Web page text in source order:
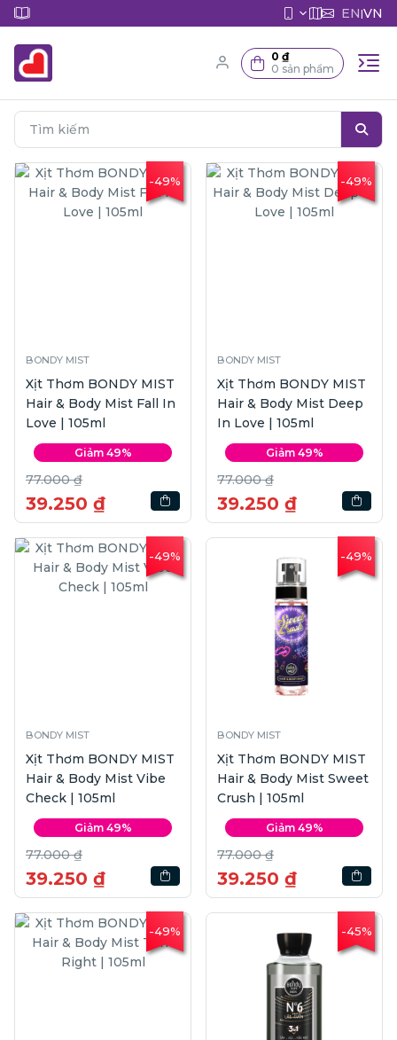
EN|VN
0 ₫
0 sản phẩm
-49%
BONDY MIST
Xịt Thơm BONDY MIST
Hair & Body Mist Fall In
Love | 105ml
Giảm 49%
77.000 ₫
39.250 ₫
-49%
BONDY MIST
Xịt Thơm BONDY MIST
Hair & Body Mist Deep
In Love | 105ml
Giảm 49%
77.000 ₫
39.250 ₫
-49%
BONDY MIST
Xịt Thơm BONDY MIST
Hair & Body Mist Vibe
Check | 105ml
Giảm 49%
77.000 ₫
39.250 ₫
-49%
BONDY MIST
Xịt Thơm BONDY MIST
Hair & Body Mist Sweet
Crush | 105ml
Giảm 49%
77.000 ₫
39.250 ₫
-49% -45%